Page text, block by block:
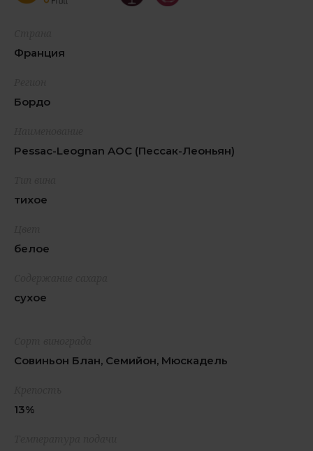
Франция
Бордо
Pessac-Leognan AOC (Пессак-Леоньян)
тихое
белое
сухое
Совиньон Блан, Семийон, Мюскадель
13%